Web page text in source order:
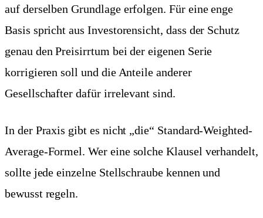
auf derselben Grundlage erfolgen. Für eine enge
Basis spricht aus Investorensicht, dass der Schutz
genau den Preisirrtum bei der eigenen Serie
korrigieren soll und die Anteile anderer
Gesellschafter dafür irrelevant sind.
In der Praxis gibt es nicht „die“ Standard-Weighted-
Average-Formel. Wer eine solche Klausel verhandelt,
sollte jede einzelne Stellschraube kennen und
bewusst regeln.